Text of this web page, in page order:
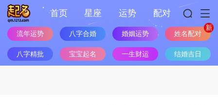
首页 星座 运势 配对
流年运势 八字合婚 婚姻运势 姓名配对
八字精批 宝宝起名 一生财运 结婚吉日